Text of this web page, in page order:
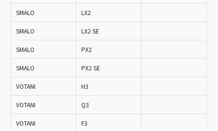
SMALO LX2
SMALO LX2 SE
SMALO PX2
SMALO PX2 SE
VOTANI H3
VOTANI Q3
VOTANI F3